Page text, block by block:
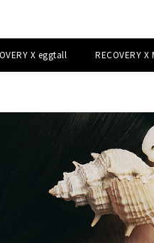
X eggtall RECOVERY